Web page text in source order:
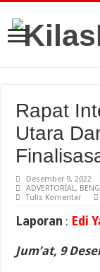
Rapat
Utara
Desember 9, 2022
ADVERTORIAL,
Tulis Komentar
Laporan : Edi
Jum’at, 9